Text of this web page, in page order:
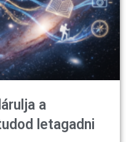
a
letagadni